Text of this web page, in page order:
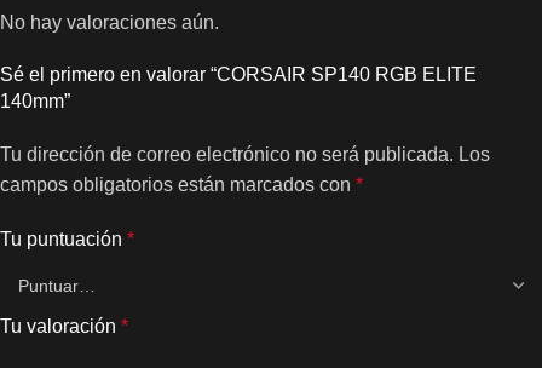
No hay valoraciones aún.
Sé el primero en valorar “CORSAIR SP140 RGB ELITE
140mm”
Tu dirección de correo electrónico no será publicada. Los
campos obligatorios están marcados con *
Tu puntuación *
Tu valoración *